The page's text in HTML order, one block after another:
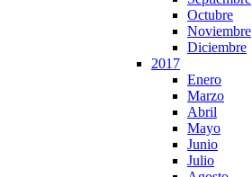
Octubre
Noviembre
Diciembre
2017
Enero
Marzo
Abril
Mayo
Junio
Julio